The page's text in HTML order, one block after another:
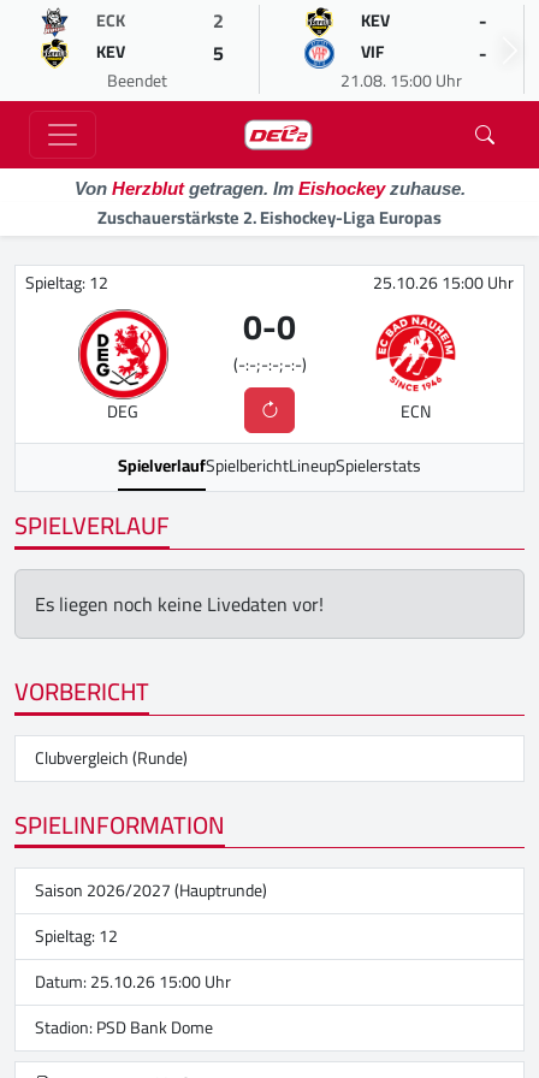
ECK 2
KEV 5
Beendet
KEV -
VIF -
21.08. 15:00 Uhr
Von Herzblutgetragen. Im Eishockeyzuhause.
Zuschauerstärkste 2. Eishockey-Liga Europas
Spieltag: 12 25.10.26 15:00 Uhr
DEG
0-0
(-:-;-:-;-:-)
ECN
SpielverlaufSpielberichtLineupSpielerstats
SPIELVERLAUF
Es liegen noch keine Livedaten vor!
VORBERICHT
Clubvergleich (Runde)
SPIELINFORMATION
Saison 2026/2027 (Hauptrunde)
Spieltag: 12
Datum: 25.10.26 15:00 Uhr
Stadion:PSD Bank Dome